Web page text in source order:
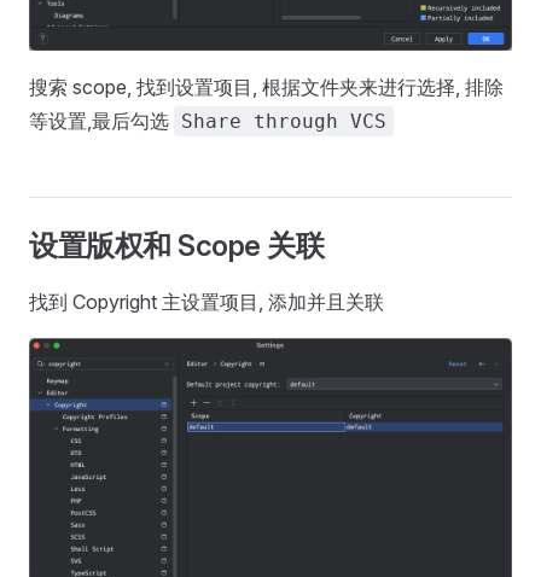
搜索 scope, 找到设置项目, 根据文件夹来进行选择, 排除
等设置,最后勾选 Share through VCS
设置版权和 Scope 关联
找到 Copyright 主设置项目, 添加并且关联